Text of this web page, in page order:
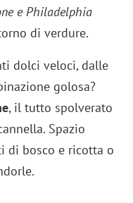
e Philadelphia
di verdure.
dolci veloci, dalle
golosa?
, il tutto spolverato
Spazio
di bosco e ricotta o